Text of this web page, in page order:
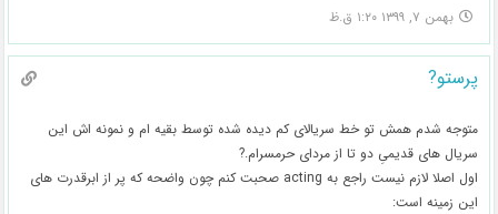
بهمن ۷, ۱۳۹۹ ۱:۲۰ ق.ظ
پرستو?
متوجه شدم همش تو خط سریالای کم دیده شده توسط بقیه ام و نمونه اش این
سریال های قدیمیِ دو تا از مردای حرمسرام.?
اول اصلا لازم نیست راجع به acting صحبت کنم چون واضحه که پر از ابرقدرت های
این زمینه است: